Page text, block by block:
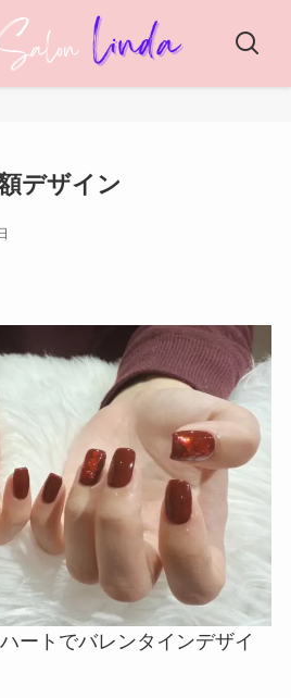
デザイン
ートでバレンタインデザイ